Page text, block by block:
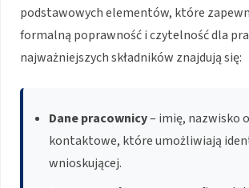
podstawowych elementów, które
formalną poprawność i czytelność dla
najważniejszych składników znajdują się:
Dane pracownicy– imię, nazwisko
kontaktowe, które umożliwiają
wnioskującej.